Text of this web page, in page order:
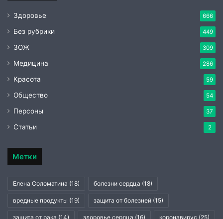
Здоровье 666
Без рубрики 449
ЗОЖ 309
Медицина 286
Красота 59
Общество 54
Персоны 37
Статьи 2
Метки
Елена Соломатина (18) болезни сердца (18)
вредные продукты (19) защита от болезней (15)
защита от рака (14) здоровье сердца (16) коронавирус (25)